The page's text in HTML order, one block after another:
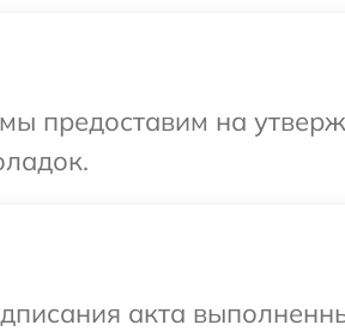
предоставим на
акта